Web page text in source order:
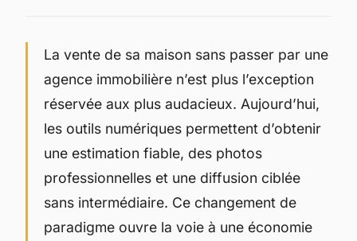
La vente de sa maison sans passer par une
agence immobilière n’est plus l’exception
réservée aux plus audacieux. Aujourd’hui,
les outils numériques permettent d’obtenir
une estimation fiable, des photos
professionnelles et une diffusion ciblée
sans intermédiaire. Ce changement de
paradigme ouvre la voie à une économie